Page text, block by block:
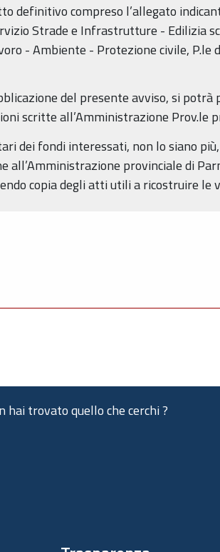
definitivo compreso l’allegato
Strade e Infrastrutture - Edilizia
- Ambiente - Protezione civile, P.le
del presente avviso, si potrà
scritte all’Amministrazione Prov.le
dei fondi interessati, non lo siano
all’Amministrazione provinciale di
copia degli atti utili a ricostruire le
hai trovato quello che cerchi ?